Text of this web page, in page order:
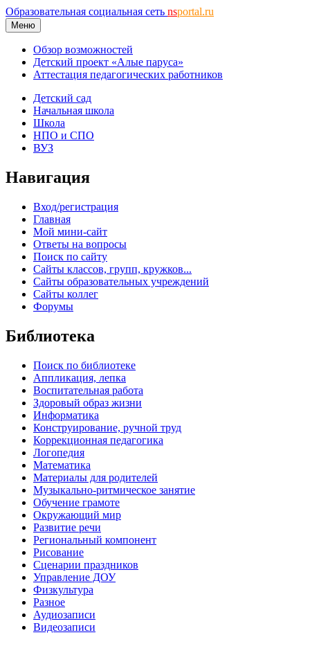
Образовательная социальная сеть nsportal.ru
Меню
Обзор возможностей
Детский проект «Алые паруса»
Аттестация педагогических работников
Детский сад
Начальная школа
Школа
НПО и СПО
ВУЗ
Навигация
Вход/регистрация
Главная
Мой мини-сайт
Ответы на вопросы
Поиск по сайту
Сайты классов, групп, кружков...
Сайты образовательных учреждений
Сайты коллег
Форумы
Библиотека
Поиск по библиотеке
Аппликация, лепка
Воспитательная работа
Здоровый образ жизни
Информатика
Конструирование, ручной труд
Коррекционная педагогика
Логопедия
Математика
Материалы для родителей
Музыкально-ритмическое занятие
Обучение грамоте
Окружающий мир
Развитие речи
Региональный компонент
Рисование
Сценарии праздников
Управление ДОУ
Физкультура
Разное
Аудиозаписи
Видеозаписи